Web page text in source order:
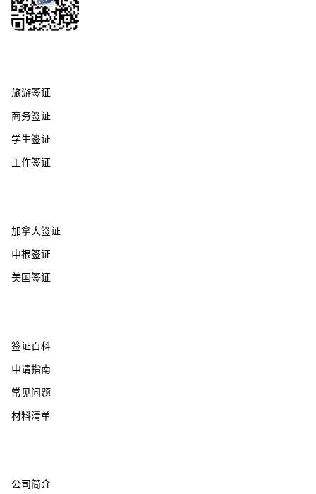
旅游签证
商务签证
学生签证
工作签证
加拿大签证
申根签证
美国签证
签证百科
申请指南
常见问题
材料清单
公司简介